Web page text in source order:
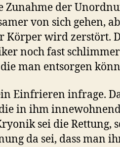
Zunahme der
von sich gehen,
Körper wird zerstört.
noch fast
man entsorgen
Einfrieren infrage.
in ihm
sei die Rettung,
da sei, dass man